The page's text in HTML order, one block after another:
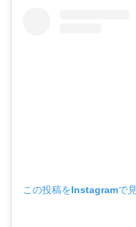
この投稿をInstagramで